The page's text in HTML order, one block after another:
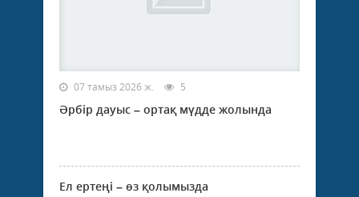
07 тамыз 2026 ж. 5
Әрбір дауыс – ортақ мүдде жолында
Ел ертеңі – өз қолымызда